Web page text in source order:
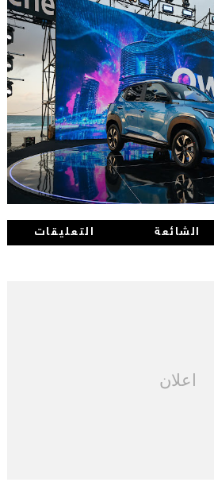
الشائعة التعليقات
اعلان